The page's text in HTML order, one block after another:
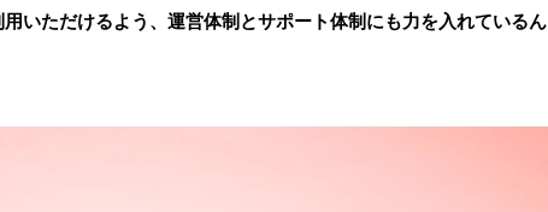
いただけるよう、運営体制とサポート体制にも力を入れているん